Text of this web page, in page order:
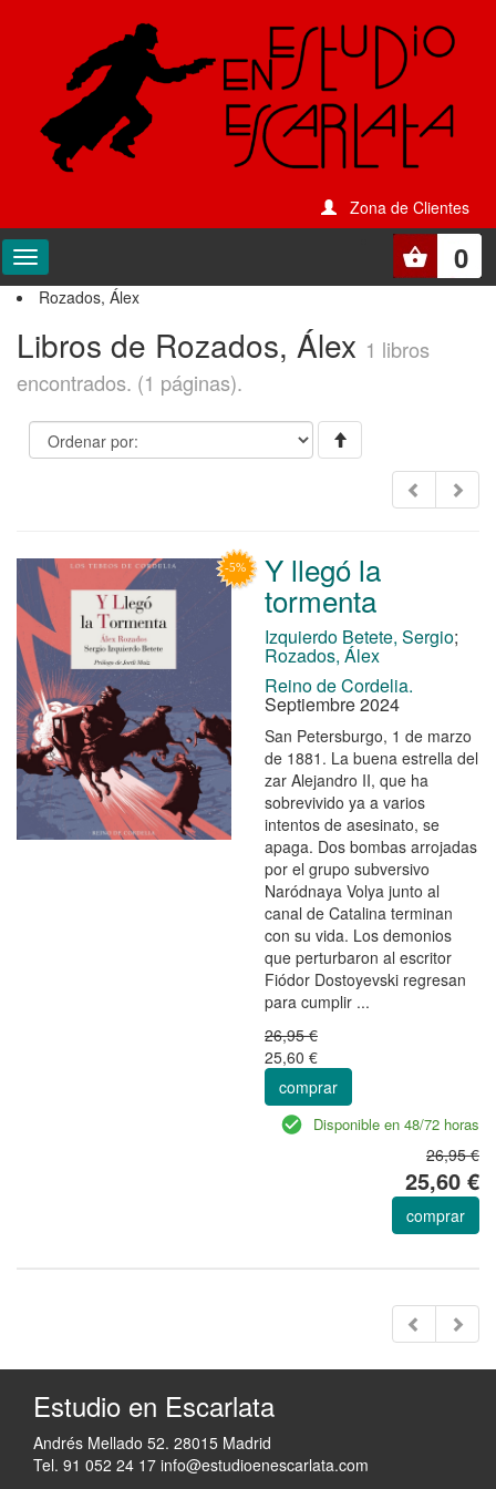
Zona de Clientes
0
Rozados, Álex
Libros de Rozados, Álex 1 libros
encontrados. (1 páginas).
Y llegó la
tormenta
Izquierdo Betete, Sergio;
Rozados, Álex
Reino de Cordelia.
Septiembre 2024
San Petersburgo, 1 de marzo
de 1881. La buena estrella del
zar Alejandro II, que ha
sobrevivido ya a varios
intentos de asesinato, se
apaga. Dos bombas arrojadas
por el grupo subversivo
Naródnaya Volya junto al
canal de Catalina terminan
con su vida. Los demonios
que perturbaron al escritor
Fiódor Dostoyevski regresan
para cumplir ...
26,95 €
25,60 €
comprar
Disponible en 48/72 horas
26,95 €
25,60 €
comprar
Estudio en Escarlata
Andrés Mellado 52. 28015 Madrid
Tel. 91 052 24 17 info@estudioenescarlata.com